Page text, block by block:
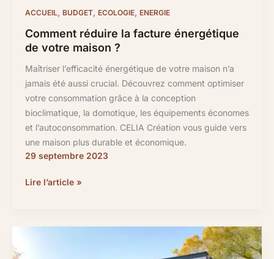
ACCUEIL BUDGET ECOLOGIE ENERGIE
Comment réduire la facture énergétique
de votre maison ?
Maîtriser l’efficacité énergétique de votre maison n’a
jamais été aussi crucial. Découvrez comment optimiser
votre consommation grâce à la conception
bioclimatique, la domotique, les équipements économes
et l’autoconsommation. CELIA Création vous guide vers
une maison plus durable et économique.
29 septembre 2023
Comment
facture
Lire l’article »